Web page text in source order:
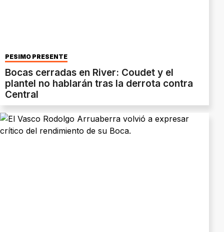
PÉSIMO PRESENTE
Bocas cerradas en River: Coudet y el
plantel no hablarán tras la derrota contra
Central